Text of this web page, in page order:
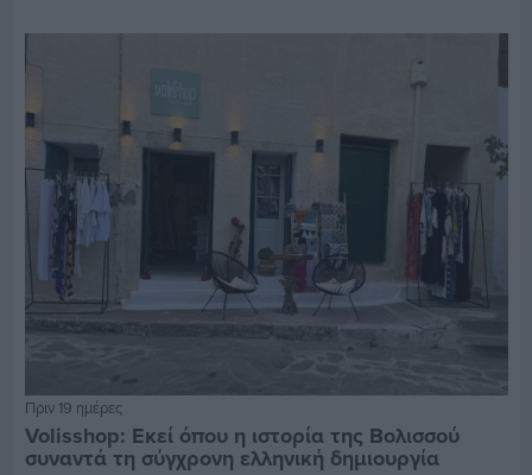
Πριν 19 ημέρες
Volisshop: Εκεί όπου η ιστορία της Βολισσού
συναντά τη σύγχρονη ελληνική δημιουργία